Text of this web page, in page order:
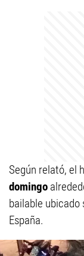
Según relató, el
domingo
bailable ubicado
España.